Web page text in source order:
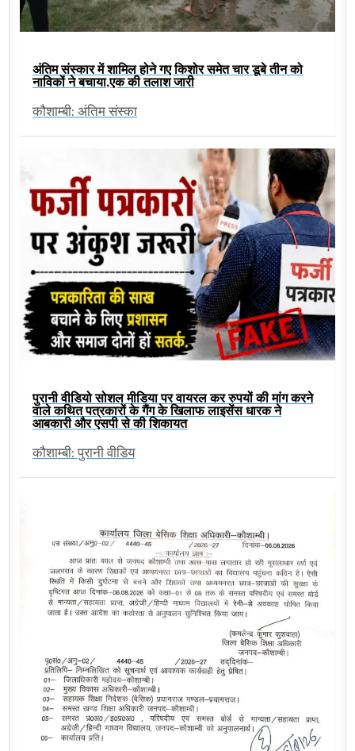
अंतिम संस्कार में शामिल होने गए किशोर समेत चार डूबे तीन को
नाविकों ने बचाया,एक की तलाश जारी
कौशाम्बी: अंतिम संस्का
पुरानी वीडियो सोशल मीडिया पर वायरल कर रुपयों की मांग करने
वाले कथित पत्रकारों के गैंग के खिलाफ लाइसेंस धारक ने
आबकारी और एसपी से की शिकायत
कौशाम्बी: पुरानी वीडिय